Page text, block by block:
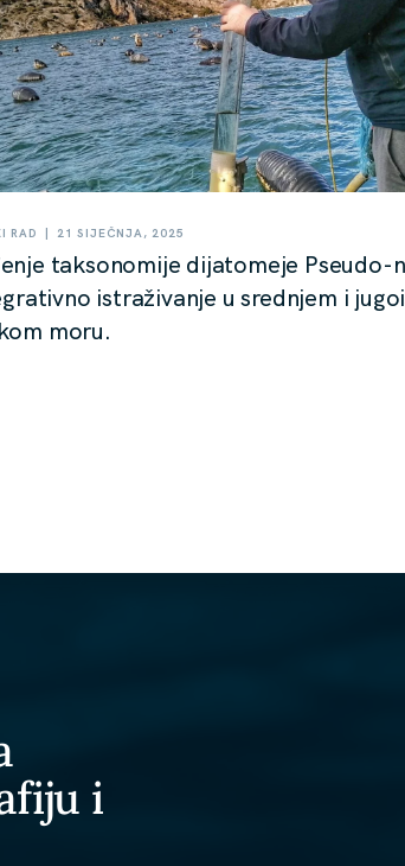
RAD | 21 SIJEČNJA, 2025
taksonomije dijatomeje Pseudo-
istraživanje u srednjem i
moru.
i